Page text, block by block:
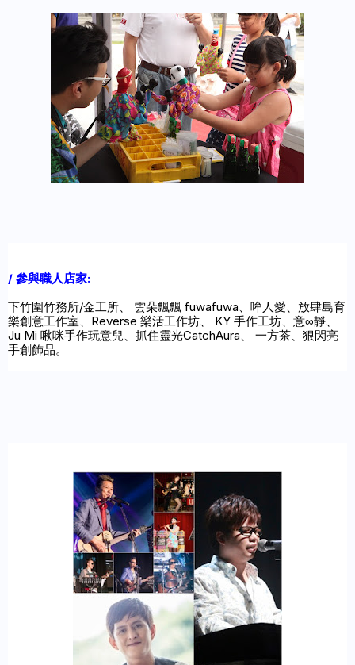
/ 參與職人店家:
下竹圍竹務所/金工所、 雲朵飄飄 fuwafuwa、哞人愛、放肆島育
樂創意工作室、Reverse 樂活工作坊、 KY 手作工坊、意∞靜、
Ju Mi 啾咪手作玩意兒、抓住靈光CatchAura、 一方茶、狠閃亮
手創飾品。